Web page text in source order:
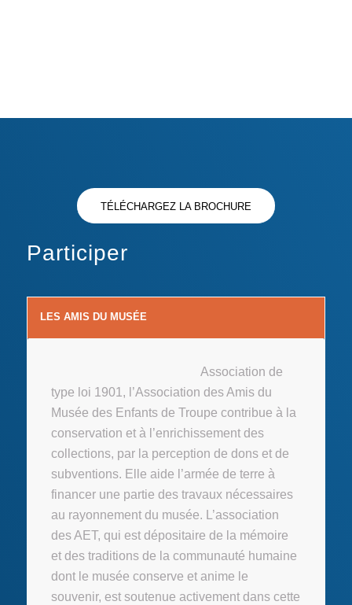
TÉLÉCHARGEZ LA BROCHURE
Participer
LES AMIS DU MUSÉE
Association de
type loi 1901, l’Association des Amis du
Musée des Enfants de Troupe contribue à la
conservation et à l’enrichissement des
collections, par la perception de dons et de
subventions. Elle aide l’armée de terre à
financer une partie des travaux nécessaires
au rayonnement du musée. L’association
des AET, qui est dépositaire de la mémoire
et des traditions de la communauté humaine
dont le musée conserve et anime le
souvenir, est soutenue activement dans cette